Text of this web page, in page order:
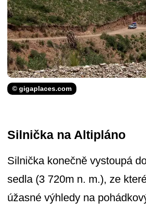
© gigaplaces.com
Silnička na Altipláno
Silnička konečně vystoupá
sedla (3 720m n. m.), ze
úžasné výhledy na